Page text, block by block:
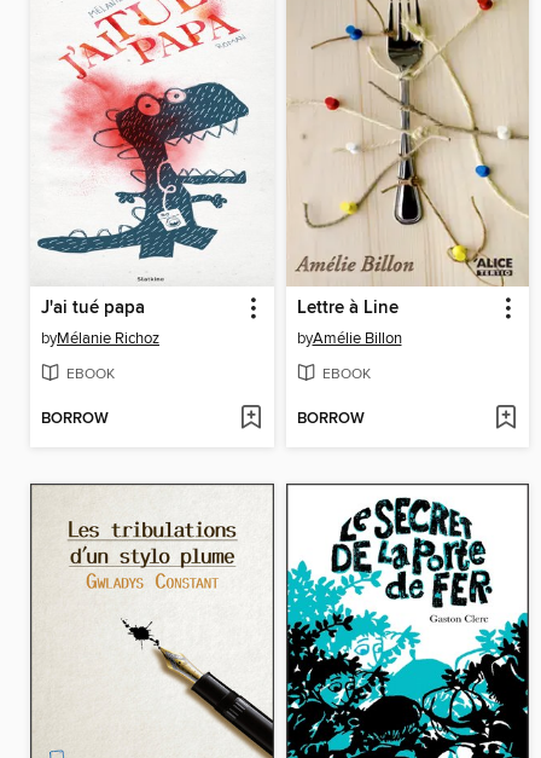
J'ai tué papa
byMélanie Richoz
EBOOK
BORROW
Lettre à Line
byAmélie Billon
EBOOK
BORROW